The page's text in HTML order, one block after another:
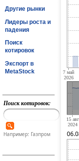
Другие рынки
Лидеры роста и
падения
Поиск
котировок
Экспорт в
MetaStock
Поиск котировок:
Например: Газпром